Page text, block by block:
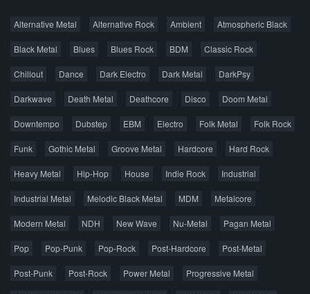
Alternative Metal Alternative Rock Ambient Atmospheric Black
Black Metal Blues Blues Rock BDM Classic Rock
Chillout Dance Dark Electro Dark Metal DarkPsy
Darkwave Death Metal Deathcore Disco Doom Metal
Downtempo Dubstep EBM Electro Folk Metal Folk Rock
Funk Gothic Metal Groove Metal Hardcore Hard Rock
Heavy Metal Hip-Hop House Indie Rock Industrial
Industrial Metal Melodic Black Metal MDM Metalcore
Modern Metal NDH New Wave Nu-Metal Pagan Metal
Pop Pop-Punk Pop-Rock Post-Hardcore Post-Metal
Post-Punk Post-Rock Power Metal Progressive Metal
Новые раздачи
Популярное за сутки
Главная Поиск по сайту
Карта сайта
Джаз
Метал Поп Рэп Рок Шансон
Весь материал выложен для ознакомления, после
лицензионную копию.